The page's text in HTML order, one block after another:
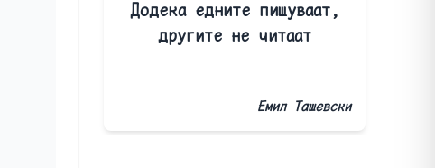
Додека едните пишуваат,
другите не читаат
Емил Ташевски